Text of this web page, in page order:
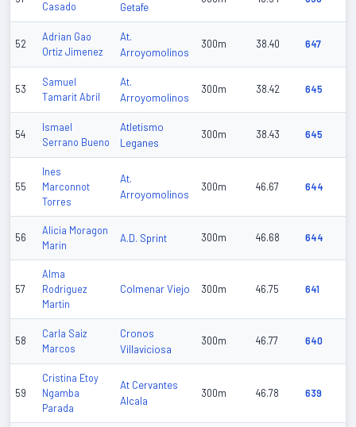
Casado Getafe
52
Adrian Gao
Ortiz Jimenez
At.
Arroyomolinos
300m 38.40 647
53
Samuel
Tamarit Abril
At.
Arroyomolinos
300m 38.42 645
54
Ismael
Serrano Bueno
Atletismo
Leganes
300m 38.43 645
55
Ines
Marconnot
Torres
At.
Arroyomolinos
300m 46.67 644
56
Alicia Moragon
Marin
A.D. Sprint 300m 46.68 644
57
Alma
Rodriguez
Martin
Colmenar Viejo 300m 46.75 641
58
Carla Saiz
Marcos
Cronos
Villaviciosa
300m 46.77 640
59
Cristina Etoy
Ngamba
Parada
At Cervantes
Alcala
300m 46.78 639